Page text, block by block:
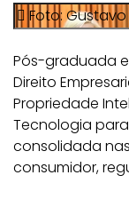
Pós-graduada
Direito
Propriedade
Tecnologia
consolidada
consumidor,